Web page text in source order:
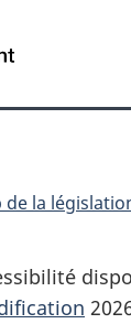
de la